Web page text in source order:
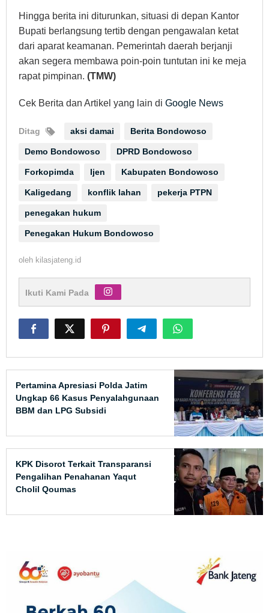
Hingga berita ini diturunkan, situasi di depan Kantor
Bupati berlangsung tertib dengan pengawalan ketat
dari aparat keamanan. Pemerintah daerah berjanji
akan segera membawa poin-poin tuntutan ini ke meja
rapat pimpinan. (TMW)
Cek Berita dan Artikel yang lain di Google News
Ditag aksi damai Berita Bondowoso
Demo Bondowoso DPRD Bondowoso
Forkopimda Ijen Kabupaten Bondowoso
Kaligedang konflik lahan pekerja PTPN
penegakan hukum
Penegakan Hukum Bondowoso
oleh kilasjateng.id
Ikuti Kami Pada
Pertamina Apresiasi Polda Jatim
Ungkap 66 Kasus Penyalahgunaan
BBM dan LPG Subsidi
KPK Disorot Terkait Transparansi
Pengalihan Penahanan Yaqut
Cholil Qoumas